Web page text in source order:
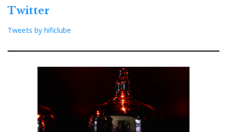
Twitter
Tweets by hificlube